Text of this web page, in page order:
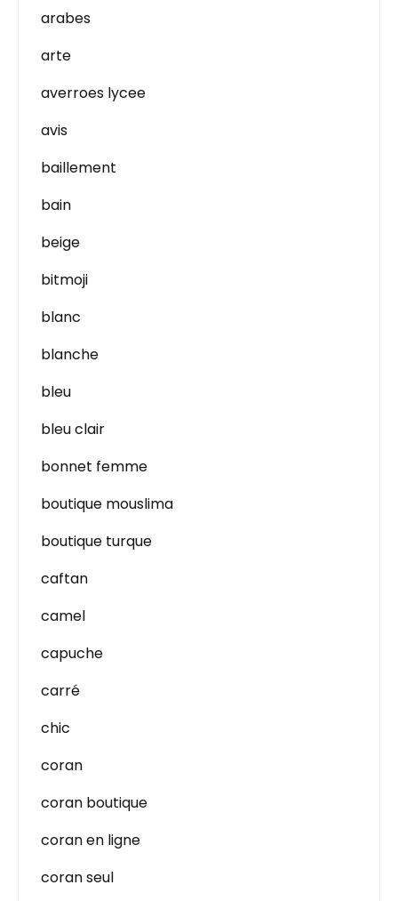
arabes
arte
averroes lycee
avis
baillement
bain
beige
bitmoji
blanc
blanche
bleu
bleu clair
bonnet femme
boutique mouslima
boutique turque
caftan
camel
capuche
carré
chic
coran
coran boutique
coran en ligne
coran seul